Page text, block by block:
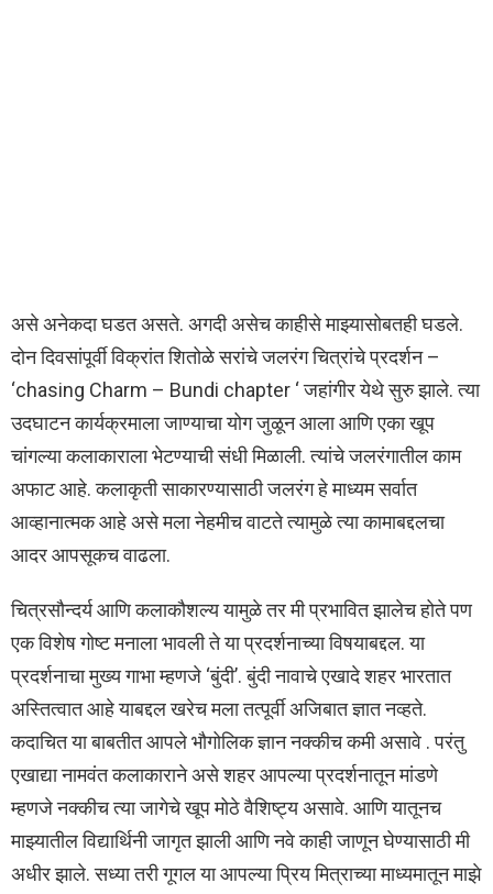
असे अनेकदा घडत असते. अगदी असेच काहीसे माझ्यासोबतही घडले.
दोन दिवसांपूर्वी विक्रांत शितोळे सरांचे जलरंग चित्रांचे प्रदर्शन –
‘chasing Charm – Bundi chapter ‘ जहांगीर येथे सुरु झाले. त्या
उदघाटन कार्यक्रमाला जाण्याचा योग जुळून आला आणि एका खूप
चांगल्या कलाकाराला भेटण्याची संधी मिळाली. त्यांचे जलरंगातील काम
अफाट आहे. कलाकृती साकारण्यासाठी जलरंग हे माध्यम सर्वात
आव्हानात्मक आहे असे मला नेहमीच वाटते त्यामुळे त्या कामाबद्दलचा
आदर आपसूकच वाढला.
चित्रसौन्दर्य आणि कलाकौशल्य यामुळे तर मी प्रभावित झालेच होते पण
एक विशेष गोष्ट मनाला भावली ते या प्रदर्शनाच्या विषयाबद्दल. या
प्रदर्शनाचा मुख्य गाभा म्हणजे ‘बुंदी’. बुंदी नावाचे एखादे शहर भारतात
अस्तित्वात आहे याबद्दल खरेच मला तत्पूर्वी अजिबात ज्ञात नव्हते.
कदाचित या बाबतीत आपले भौगोलिक ज्ञान नक्कीच कमी असावे . परंतु
एखाद्या नामवंत कलाकाराने असे शहर आपल्या प्रदर्शनातून मांडणे
म्हणजे नक्कीच त्या जागेचे खूप मोठे वैशिष्ट्य असावे. आणि यातूनच
माझ्यातील विद्यार्थिनी जागृत झाली आणि नवे काही जाणून घेण्यासाठी मी
अधीर झाले. सध्या तरी गूगल या आपल्या प्रिय मित्राच्या माध्यमातून माझे